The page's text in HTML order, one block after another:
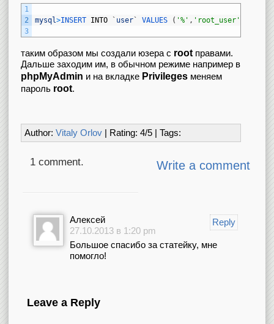
1
2
3
mysql>INSERT INTO ` user` VALUES ( '%' , 'root_user'
таким образом мы создали юзера с rootправами.
Дальше заходим им, в обычном режиме например в
phpMyAdmin и на вкладке Privilegesменяем
пароль root.
Author: Vitaly Orlov| Rating: 4/5| Tags:
1 comment. Write a comment
Алексей
Reply
27.10.2013 в 1:20 pm
Большое спасибо за статейку, мне
помогло!
Leave a Reply